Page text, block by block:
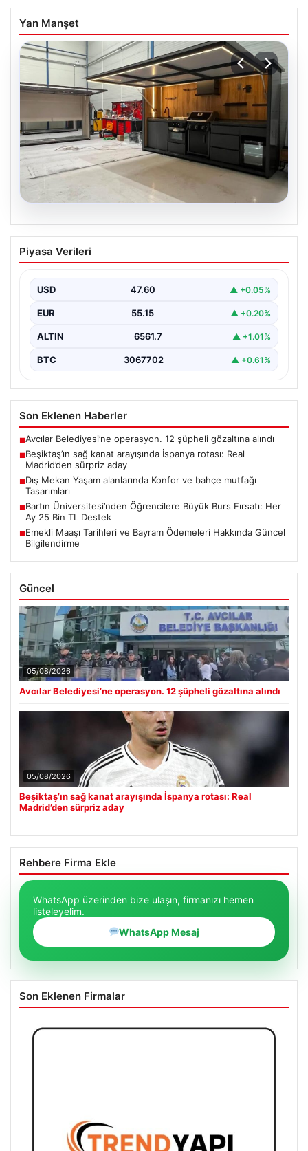
Yan Manşet
04.08.2026
Bartın Üniversitesi’nden Öğrencilere
Destek
2026 Yükseköğretim Kurumları Sınavı (YKS) tercihleri
yaklaşırken, öğrencilerin hayallerini gerçeğe
dönüştürmek için yeni imkanlar…
USD 47.60
EUR 55.15
ALTIN 6561.7
Son Eklenen Haberler
■Avcılar Belediyesi’ne operasyon. 12 şüpheli gözaltına alındı
Beşiktaş’ın sağ kanat arayışında İspanya rotası: Real
Madrid’den sürpriz aday
Dış Mekan Yaşam alanlarında Konfor ve bahçe mutfağı
Tasarımları
Bartın Üniversitesi’nden Öğrencilere Büyük Burs Fırsatı: Her
Ay 25 Bin TL Destek
Emekli Maaşı Tarihleri ve Bayram Ödemeleri Hakkında Güncel
Bilgilendirme
Güncel
05/08/2026
Avcılar Belediyesi’ne operasyon. 12 şüpheli gözaltına alındı
05/08/2026
Beşiktaş’ın sağ kanat arayışında İspanya rotası: Real
Rehbere Firma Ekle
WhatsApp üzerinden bize ulaşın, firmanızı hemen
listeleyelim.
WhatsApp Mesaj